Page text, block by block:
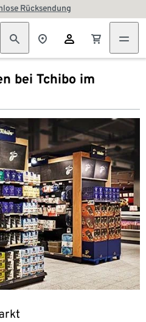
Rücksendung
bei Tchibo im